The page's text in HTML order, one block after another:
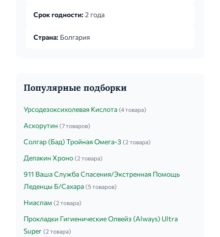
Срок годности: 2 года
Страна: Болгария
Популярные подборки
Урсодезоксихолевая Кислота (4 товара)
Аскорутин (7 товаров)
Солгар (Бад) Тройная Омега-3 (2 товара)
Депакин Хроно (2 товара)
911 Ваша Служба Спасения/Экстренная Помощь
Леденцы Б/Сахара (5 товаров)
Ниаспам (2 товара)
Прокладки Гигиенические Олвейз (Always) Ultra
Super (2 товара)